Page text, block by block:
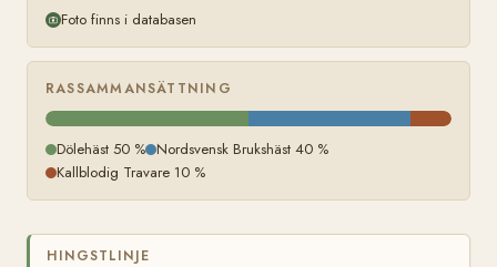
Foto finns i databasen
RASSAMMANSÄTTNING
Dölehäst 50 % Nordsvensk Brukshäst 40 %
Kallblodig Travare 10 %
HINGSTLINJE